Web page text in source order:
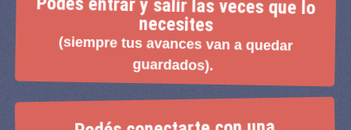
Podés entrar y salir las veces que lo
necesites​
(siempre tus avances van a quedar
guardados).